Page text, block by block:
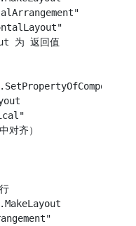
为 返回值
对齐）